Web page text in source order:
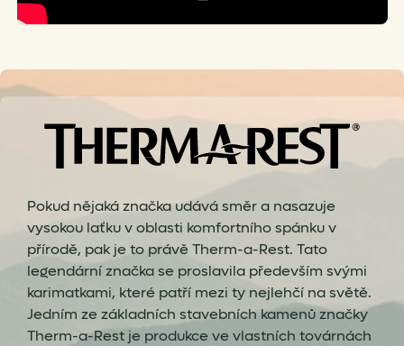
Pokud nějaká značka udává směr a nasazuje
vysokou laťku v oblasti komfortního spánku v
přírodě, pak je to právě Therm-a-Rest. Tato
legendární značka se proslavila především svými
karimatkami, které patří mezi ty nejlehčí na světě.
Jedním ze základních stavebních kamenů značky
Therm-a-Rest je produkce ve vlastních továrnách